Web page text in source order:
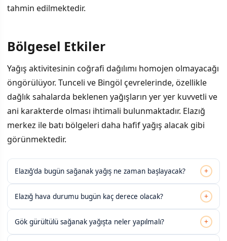
tahmin edilmektedir.
Bölgesel Etkiler
Yağış aktivitesinin coğrafi dağılımı homojen olmayacağı
öngörülüyor. Tunceli ve Bingöl çevrelerinde, özellikle
dağlık sahalarda beklenen yağışların yer yer kuvvetli ve
ani karakterde olması ihtimali bulunmaktadır. Elazığ
merkez ile batı bölgeleri daha hafif yağış alacak gibi
görünmektedir.
Elazığ'da bugün sağanak yağış ne zaman başlayacak? +
Elazığ hava durumu bugün kaç derece olacak? +
Gök gürültülü sağanak yağışta neler yapılmalı? +